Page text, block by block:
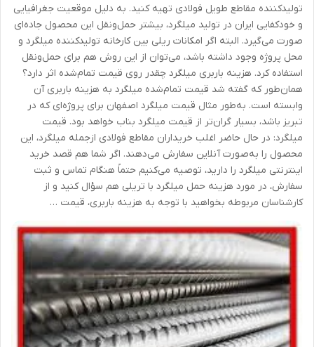
تولیدکننده مقاطع طویل فولادی تهیه کنید. به دلیل موقعیت جغرافیایی
و خودکفایی ایران در تولید میلگرد، بیشتر حمل‌ونقل این محصول جاده‌ای
صورت می‌گیرد. البته اگر امکانات ریلی بین کارخانه تولیدکننده میلگرد و
محل پروژه وجود داشته باشد، می‌توان از این روش هم برای حمل‌ونقل
استفاده کرد. هزینه باربری میلگرد چقدر روی قیمت تمام‌شده اثر دارد؟
همان‌طور که گفته شد قیمت تمام‌شده میلگرد به هزینه باربری آن
وابسته است. به‌طور مثال قیمت میلگرد اصفهان برای پروژه‌ای که در
تبریز باشد، بسیار گران‌تر از قیمت میلگرد بناب خواهد بود. قیمت
میلگرد: در حال حاضر اغلب خریداران مقاطع فولادی ازجمله میلگرد، این
محصول را به‌صورت آنلاین سفارش می‌دهند. اگر شما هم قصد خرید
اینترنتی میلگرد را دارید، توصیه می‌کنیم حتماً هنگام تماس و ثبت
سفارش، در مورد هزینه حمل میلگرد با تریلی هم سؤال کنید و از
کارشناسان مربوطه بخواهید با توجه به هزینه باربری، قیمت …